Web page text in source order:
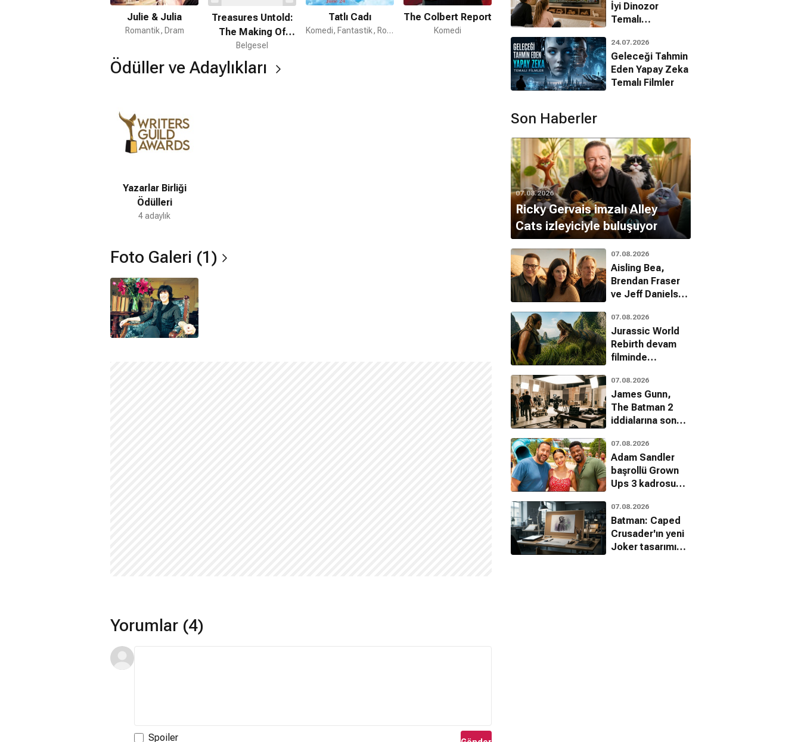
Julie & Julia
Romantik, Dram
Treasures Untold:
The Making Of
Disney's 'the Little
Mermaid'
Belgesel
Tatlı Cadı
Komedi, Fantastik, Romantik
The Colbert Report
Komedi
Ödüller ve Adaylıkları
Yazarlar Birliği
Ödülleri
4 adaylık
Foto Galeri (1)
Yorumlar (4)
Spoiler
İyi Dinozor
Temalı
Filmleri
24.07.2026
Geleceği Tahmin
Eden Yapay Zeka
Temalı Filmler
Son Haberler
07.08.2026
Ricky Gervais imzalı Alley
Cats izleyiciyle buluşuyor
07.08.2026
Aisling Bea,
Brendan Fraser
ve Jeff Daniels
kadrosunda
07.08.2026
Jurassic World
Rebirth devam
filminde
07.08.2026
James Gunn,
The Batman 2
iddialarına son
07.08.2026
Adam Sandler
başrollü Grown
Ups 3 kadrosu
07.08.2026
Batman: Caped
Crusader'ın yeni
Joker tasarımı